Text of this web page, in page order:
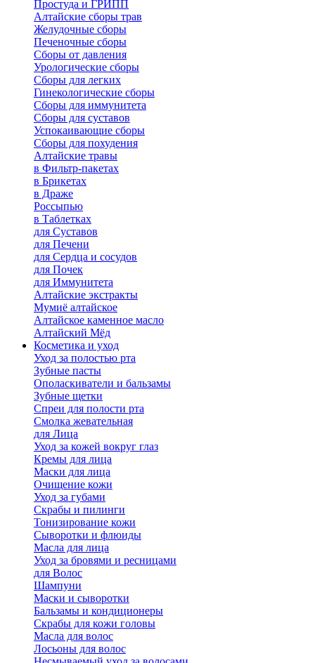
Простуда и ГРИПП
Алтайские сборы трав
Желудочные сборы
Печеночные сборы
Сборы от давления
Урологические сборы
Сборы для легких
Гинекологические сборы
Сборы для иммунитета
Сборы для суставов
Успокаивающие сборы
Сборы для похудения
Алтайские травы
в Фильтр-пакетах
в Брикетах
в Драже
Россыпью
в Таблетках
для Cуставов
для Печени
для Сердца и сосудов
для Почек
для Иммунитета
Алтайские экстракты
Мумиё алтайское
Алтайское каменное масло
Алтайский Мёд
Косметика и уход
Уход за полостью рта
Зубные пасты
Ополаскиватели и бальзамы
Зубные щетки
Спреи для полости рта
Смолка жевательная
для Лица
Уход за кожей вокруг глаз
Кремы для лица
Маски для лица
Очищение кожи
Уход за губами
Скрабы и пилинги
Тонизирование кожи
Сыворотки и флюиды
Масла для лица
Уход за бровями и ресницами
для Волос
Шампуни
Маски и сыворотки
Бальзамы и кондиционеры
Скрабы для кожи головы
Масла для волос
Лосьоны для волос